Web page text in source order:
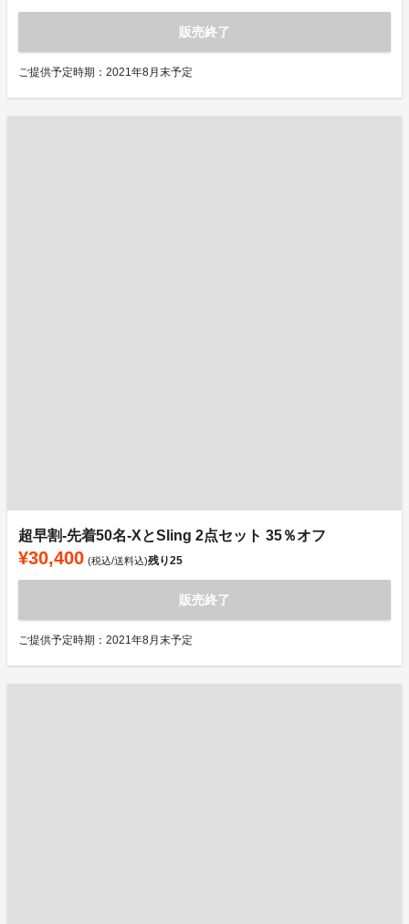
販売終了
ご提供予定時期：2021年8月末予定
超早割-先着50名-XとSling 2点セット 35％オフ
¥30,400 (税込/送料込)残り25
販売終了
ご提供予定時期：2021年8月末予定